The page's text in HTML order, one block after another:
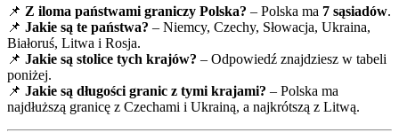
📌 Z iloma państwami graniczy Polska? – Polska ma 7 sąsiadów.
📌 Jakie są te państwa? – Niemcy, Czechy, Słowacja, Ukraina,
Białoruś, Litwa i Rosja.
📌 Jakie są stolice tych krajów? – Odpowiedź znajdziesz w tabeli
poniżej.
📌 Jakie są długości granic z tymi krajami? – Polska ma
najdłuższą granicę z Czechami i Ukrainą, a najkrótszą z Litwą.